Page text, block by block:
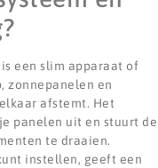
een slim apparaat of
zonnepanelen en
afstemt. Het
panelen uit en stuurt de
te draaien.
instellen, geeft een